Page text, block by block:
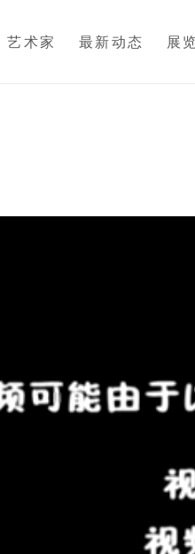
艺术家 最新动态 展